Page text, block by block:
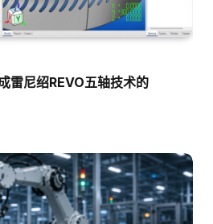
尼绍REVO五轴技术的